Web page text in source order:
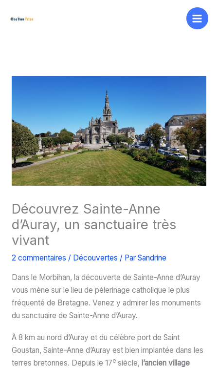
Découvrez Sainte-Anne
d’Auray, un sanctuaire très
vivant
2 commentaires / Découvertes / Par Sandrine
Dans le Morbihan, la découverte de Sainte-Anne d’Auray
vous mène sur le lieu de pèlerinage catholique le plus
fréquenté de Bretagne. Venez y admirer les monuments
du sanctuaire de Sainte-Anne d’Auray.
À 8 km au nord d’Auray et du célèbre port de Saint
Goustan, Sainte-Anne d’Auray est bien implantée dans les
terres bretonnes. Depuis le 17esiècle, l’ancien village